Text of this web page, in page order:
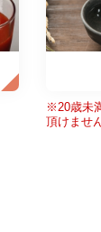
※20歳未
頂けませ